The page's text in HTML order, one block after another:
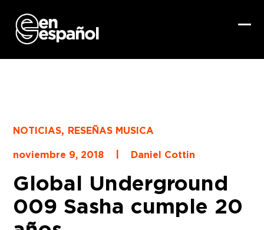
content
NOTICIAS, RESEÑAS MUSICA
noviembre 9, 2018
| Daniel Cottin
Global Underground
009 Sasha cumple 20